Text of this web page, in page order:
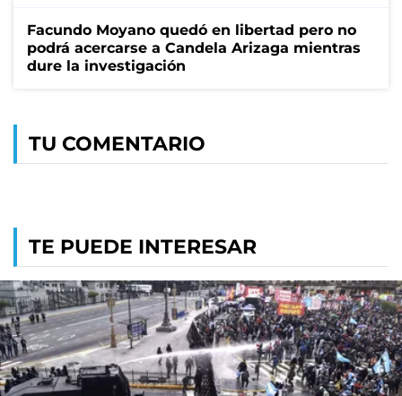
Facundo Moyano quedó en libertad pero no
podrá acercarse a Candela Arizaga mientras
dure la investigación
TU COMENTARIO
TE PUEDE INTERESAR